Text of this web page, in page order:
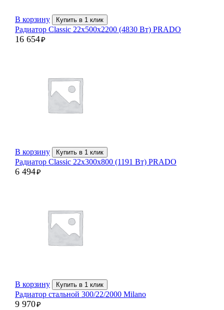
В корзину Купить в 1 клик
Радиатор Classic 22х500х2200 (4830 Вт) PRADO
16 654₽
В корзину Купить в 1 клик
Радиатор Classic 22х300х800 (1191 Вт) PRADO
6 494₽
В корзину Купить в 1 клик
Радиатор стальной 300/22/2000 Milano
9 970₽